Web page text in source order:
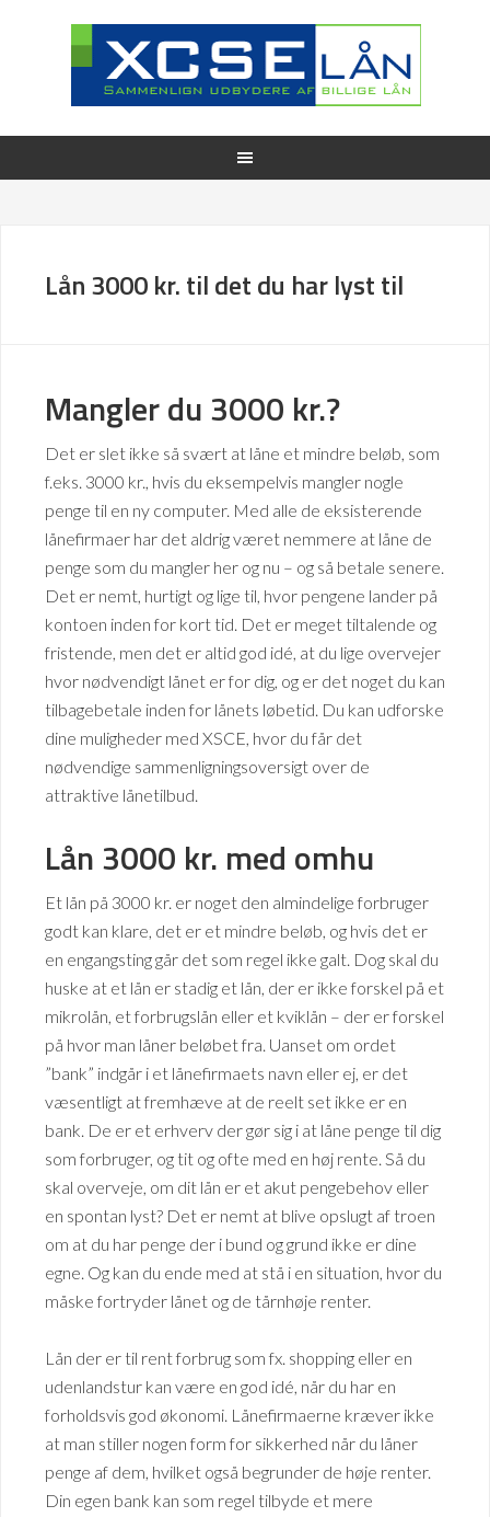
Lån 3000 kr. til det du har lyst til
Mangler du 3000 kr.?
Det er slet ikke så svært at låne et mindre beløb, som
f.eks. 3000 kr., hvis du eksempelvis mangler nogle
penge til en ny computer. Med alle de eksisterende
lånefirmaer har det aldrig været nemmere at låne de
penge som du mangler her og nu – og så betale senere.
Det er nemt, hurtigt og lige til, hvor pengene lander på
kontoen inden for kort tid. Det er meget tiltalende og
fristende, men det er altid god idé, at du lige overvejer
hvor nødvendigt lånet er for dig, og er det noget du kan
tilbagebetale inden for lånets løbetid. Du kan udforske
dine muligheder med XSCE, hvor du får det
nødvendige sammenligningsoversigt over de
attraktive lånetilbud.
Lån 3000 kr. med omhu
Et lån på 3000 kr. er noget den almindelige forbruger
godt kan klare, det er et mindre beløb, og hvis det er
en engangsting går det som regel ikke galt. Dog skal du
huske at et lån er stadig et lån, der er ikke forskel på et
mikrolån, et forbrugslån eller et kviklån – der er forskel
på hvor man låner beløbet fra. Uanset om ordet
”bank” indgår i et lånefirmaets navn eller ej, er det
væsentligt at fremhæve at de reelt set ikke er en
bank. De er et erhverv der gør sig i at låne penge til dig
som forbruger, og tit og ofte med en høj rente. Så du
skal overveje, om dit lån er et akut pengebehov eller
en spontan lyst? Det er nemt at blive opslugt af troen
om at du har penge der i bund og grund ikke er dine
egne. Og kan du ende med at stå i en situation, hvor du
måske fortryder lånet og de tårnhøje renter.
Lån der er til rent forbrug som fx. shopping eller en
udenlandstur kan være en god idé, når du har en
forholdsvis god økonomi. Lånefirmaerne kræver ikke
at man stiller nogen form for sikkerhed når du låner
penge af dem, hvilket også begrunder de høje renter.
Din egen bank kan som regel tilbyde et mere